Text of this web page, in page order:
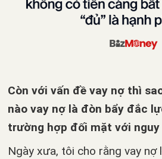
Còn với vấn đề vay nợ thì
nào vay nợ là đòn bẩy đắc
trường hợp đối mặt với nguy
Ngày xưa, tôi cho rằng vay nợ